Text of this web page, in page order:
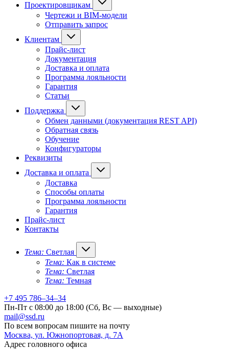
Проектировщикам
Чертежи и BIM-модели
Отправить запрос
Клиентам
Прайс-лист
Документация
Доставка и оплата
Программа лояльности
Гарантия
Статьи
Поддержка
Обмен данными (документация REST API)
Обратная связь
Обучение
Конфигураторы
Реквизиты
Доставка и оплата
Доставка
Способы оплаты
Программа лояльности
Гарантия
Прайс-лист
Контакты
Тема: Светлая
Тема: Как в системе
Тема: Светлая
Тема: Темная
+7 495 786–34–34
Пн-Пт с 08:00 до 18:00 (Сб, Вс — выходные)
mail@ssd.ru
По всем вопросам пишите на почту
Москва, ул. Южнопортовая, д. 7А
Адрес головного офиса